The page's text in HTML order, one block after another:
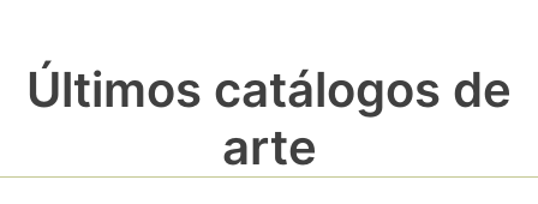
Últimos catálogos de
arte